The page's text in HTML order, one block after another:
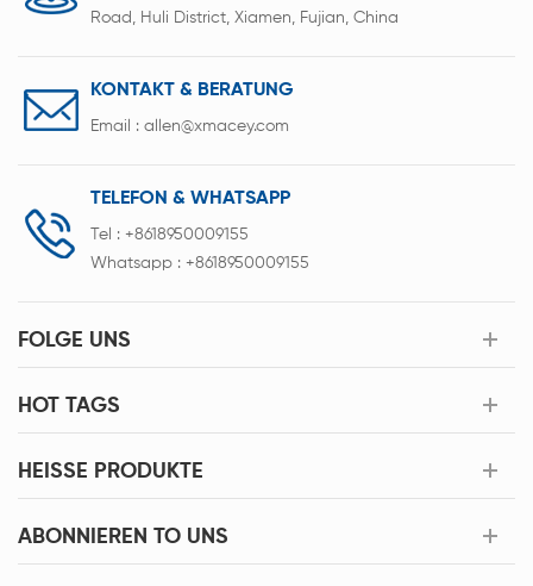
Road, Huli District, Xiamen, Fujian, China
KONTAKT & BERATUNG
Email : allen@xmacey.com
TELEFON & WHATSAPP
Tel : +8618950009155
Whatsapp : +8618950009155
FOLGE UNS
HOT TAGS
HEISSE PRODUKTE
ABONNIEREN TO UNS